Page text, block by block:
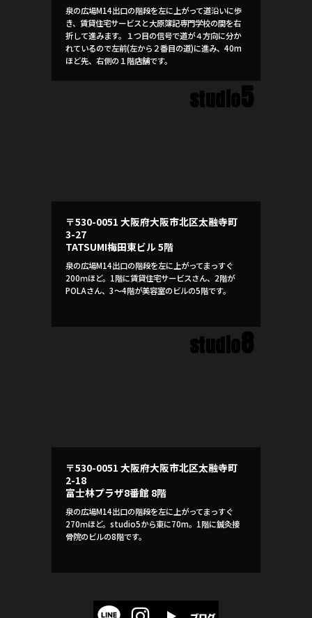
泉の広場M14出口の階段を左に上がって道沿いに歩
き、賃貸住宅サービスと大原簿記専門学校の間を右
折して進みます。１つ目の信号で道が４方向に分か
れているので左前(左から２番目の道)に進み、40m
ほど先、右側の１階店舗です。
studio5
〒530-0051 大阪府大阪市北区太融寺町
3-27
TATSUMI梅田東ビル 5階
泉の広場M14出口の階段を左に上がってまっすぐ
200ｍほど。1階に賃貸住宅サービスさん、2階が
POLAさん、3～4階が美容室のビルの5階です。
studio8
〒530-0051 大阪府大阪市北区太融寺町
2-18
富士林プラザ8番館 8階
泉の広場M14出口の階段を左に上がってまっすぐ
270ｍほど。studio5から東に70m。1階に鍼灸接
骨院のビルの8階です。